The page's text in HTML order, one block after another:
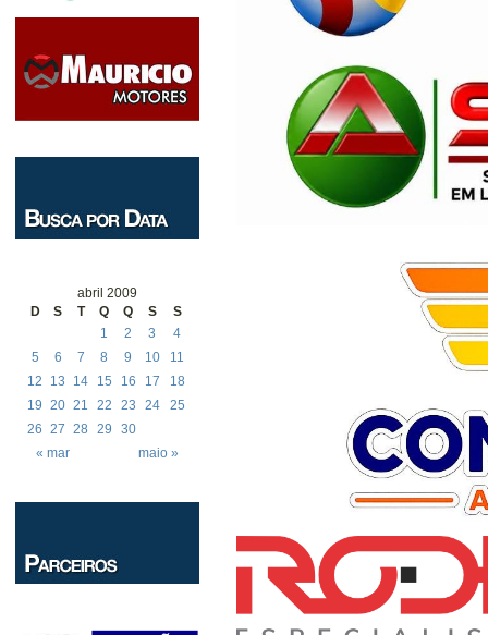
abril 2009
D
S T Q Q S S
« mar maio »
1 2 3
4
5
6 7 8 9 10
11
12
13 14 15 16 17
18
19
20 21 22 23 24
25
26
27 28 29 30